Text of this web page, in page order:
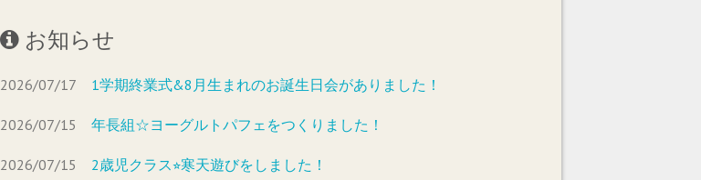
お知らせ
2026/07/17 1学期終業式&8月生まれのお誕生日会がありました！
2026/07/15 年長組☆ヨーグルトパフェをつくりました！
2026/07/15 2歳児クラス⭐︎寒天遊びをしました！